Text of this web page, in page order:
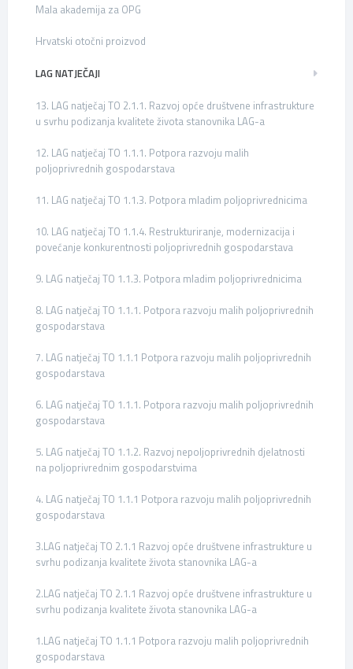
Mala akademija za OPG
Hrvatski otočni proizvod
LAG NATJEČAJI
13. LAG natječaj TO 2.1.1. Razvoj opće društvene infrastrukture
u svrhu podizanja kvalitete života stanovnika LAG-a
12. LAG natječaj TO 1.1.1. Potpora razvoju malih
poljoprivrednih gospodarstava
11. LAG natječaj TO 1.1.3. Potpora mladim poljoprivrednicima
10. LAG natječaj TO 1.1.4. Restrukturiranje, modernizacija i
povećanje konkurentnosti poljoprivrednih gospodarstava
9. LAG natječaj TO 1.1.3. Potpora mladim poljoprivrednicima
8. LAG natječaj TO 1.1.1. Potpora razvoju malih poljoprivrednih
gospodarstava
7. LAG natječaj TO 1.1.1 Potpora razvoju malih poljoprivrednih
gospodarstava
6. LAG natječaj TO 1.1.1. Potpora razvoju malih poljoprivrednih
gospodarstava
5. LAG natječaj TO 1.1.2. Razvoj nepoljoprivrednih djelatnosti
na poljoprivrednim gospodarstvima
4. LAG natječaj TO 1.1.1 Potpora razvoju malih poljoprivrednih
gospodarstava
3.LAG natječaj TO 2.1.1 Razvoj opće društvene infrastrukture u
svrhu podizanja kvalitete života stanovnika LAG-a
2.LAG natječaj TO 2.1.1 Razvoj opće društvene infrastrukture u
svrhu podizanja kvalitete života stanovnika LAG-a
1.LAG natječaj TO 1.1.1 Potpora razvoju malih poljoprivrednih
gospodarstava